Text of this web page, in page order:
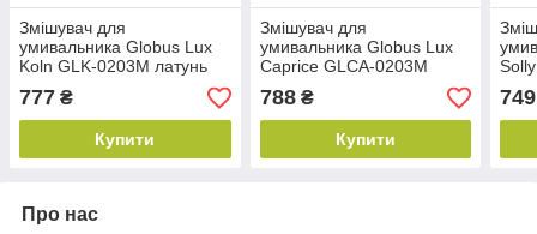
Змішувач для
умивальника Globus Lux
Koln GLK-0203M латунь
777 ₴
Купити
Змішувач для
умивальника Globus Lux
Caprice GLCA-0203М
латунь на гайці вилив 15
см
788₴
Купити
749
Про нас